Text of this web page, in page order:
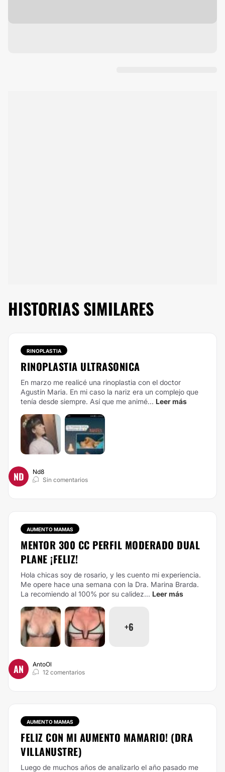
HISTORIAS SIMILARES
RINOPLASTIA
RINOPLASTIA ULTRASONICA
En marzo me realicé una rinoplastia con el doctor
Agustín Maria. En mi caso la nariz era un complejo que
tenía desde siempre. Así que me animé... Leer más
ND
Nd8
Sin comentarios
AUMENTO MAMAS
MENTOR 300 CC PERFIL MODERADO DUAL
PLANE ¡FELIZ!
Hola chicas soy de rosario, y les cuento mi experiencia.
Me opere hace una semana con la Dra. Marina Brarda.
La recomiendo al 100% por su calidez... Leer más
+6
AN
AntoOl
12 comentarios
AUMENTO MAMAS
FELIZ CON MI AUMENTO MAMARIO! (DRA
VILLANUSTRE)
Luego de muchos años de analizarlo el año pasado me